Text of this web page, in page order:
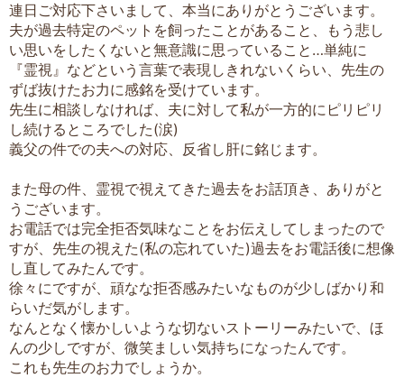
連日ご対応下さいまして、本当にありがとうございます。
夫が過去特定のペットを飼ったことがあること、もう悲し
い思いをしたくないと無意識に思っていること…単純に
『霊視』などという言葉で表現しきれないくらい、先生の
ずば抜けたお力に感銘を受けています。
先生に相談しなければ、夫に対して私が一方的にピリピリ
し続けるところでした(涙)
義父の件での夫への対応、反省し肝に銘じます。
また母の件、霊視で視えてきた過去をお話頂き、ありがと
うございます。
お電話では完全拒否気味なことをお伝えしてしまったので
すが、先生の視えた(私の忘れていた)過去をお電話後に想像
し直してみたんです。
徐々にですが、頑なな拒否感みたいなものが少しばかり和
らいだ気がします。
なんとなく懐かしいような切ないストーリーみたいで、ほ
んの少しですが、微笑ましい気持ちになったんです。
これも先生のお力でしょうか。